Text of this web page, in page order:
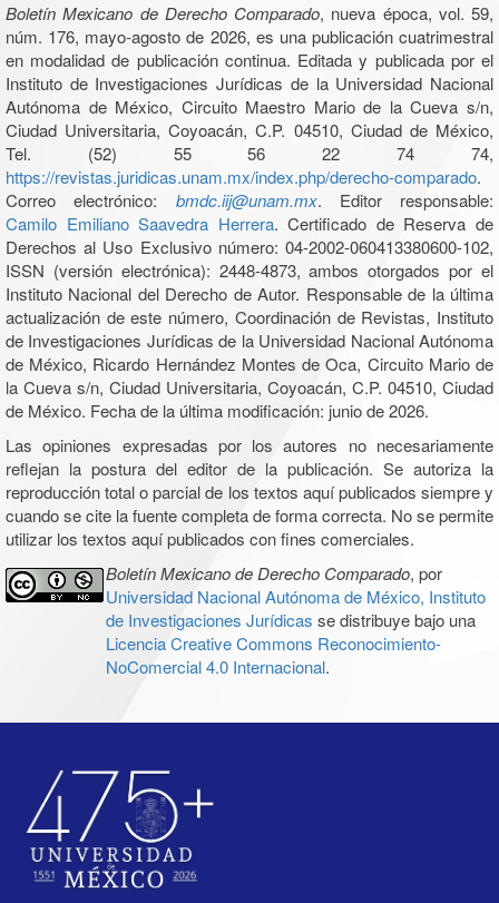
Boletín Mexicano de Derecho Comparado, nueva época, vol. 59,
núm. 176, mayo-agosto de 2026, es una publicación cuatrimestral
en modalidad de publicación continua. Editada y publicada por el
Instituto de Investigaciones Jurídicas de la Universidad Nacional
Autónoma de México, Circuito Maestro Mario de la Cueva s/n,
Ciudad Universitaria, Coyoacán, C.P. 04510, Ciudad de México,
Tel. (52) 55 56 22 74 74,
https://revistas.juridicas.unam.mx/index.php/derecho-comparado.
Correo electrónico: bmdc.iij@unam.mx. Editor responsable:
Camilo Emiliano Saavedra Herrera. Certificado de Reserva de
Derechos al Uso Exclusivo número: 04-2002-060413380600-102,
ISSN (versión electrónica): 2448-4873, ambos otorgados por el
Instituto Nacional del Derecho de Autor. Responsable de la última
actualización de este número, Coordinación de Revistas, Instituto
de Investigaciones Jurídicas de la Universidad Nacional Autónoma
de México, Ricardo Hernández Montes de Oca, Circuito Mario de
la Cueva s/n, Ciudad Universitaria, Coyoacán, C.P. 04510, Ciudad
de México. Fecha de la última modificación: junio de 2026.
Las opiniones expresadas por los autores no necesariamente
reflejan la postura del editor de la publicación. Se autoriza la
reproducción total o parcial de los textos aquí publicados siempre y
cuando se cite la fuente completa de forma correcta. No se permite
utilizar los textos aquí publicados con fines comerciales.
Boletín Mexicano de Derecho Comparado, por
Universidad Nacional Autónoma de México, Instituto
de Investigaciones Jurídicas se distribuye bajo una
Licencia Creative Commons Reconocimiento-
NoComercial 4.0 Internacional.